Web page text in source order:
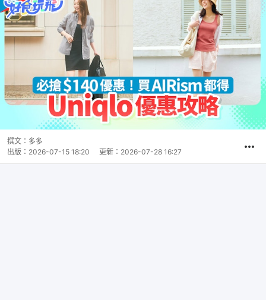
撰文： 多多
出版： 2026-07-15 18:20 更新： 2026-07-28 16:27